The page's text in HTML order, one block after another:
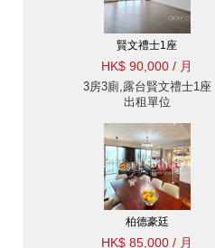
賢文禮士1座
HK$ 90,000 / 月
3房3廁,露台賢文禮士1座
出租單位
柏德豪廷
HK$ 85,000 / 月